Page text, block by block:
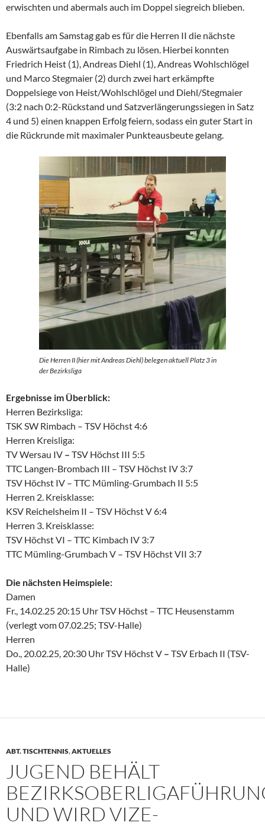
erwischten und abermals auch im Doppel siegreich blieben.
Ebenfalls am Samstag gab es für die Herren II die nächste
Auswärtsaufgabe in Rimbach zu lösen. Hierbei konnten
Friedrich Heist (1), Andreas Diehl (1), Andreas Wohlschlögel
und Marco Stegmaier (2) durch zwei hart erkämpfte
Doppelsiege von Heist/Wohlschlögel und Diehl/Stegmaier
(3:2 nach 0:2-Rückstand und Satzverlängerungssiegen in Satz
4 und 5) einen knappen Erfolg feiern, sodass ein guter Start in
die Rückrunde mit maximaler Punkteausbeute gelang.
Die Herren II (hier mit Andreas Diehl) belegen aktuell Platz 3 in
der Bezirksliga
Ergebnisse im Überblick:
Herren Bezirksliga:
TSK SW Rimbach – TSV Höchst 4:6
Herren Kreisliga:
TV Wersau IV – TSV Höchst III 5:5
TTC Langen-Brombach III – TSV Höchst IV 3:7
TSV Höchst IV – TTC Mümling-Grumbach II 5:5
Herren 2. Kreisklasse:
KSV Reichelsheim II – TSV Höchst V 6:4
Herren 3. Kreisklasse:
TSV Höchst VI – TTC Kimbach IV 3:7
TTC Mümling-Grumbach V – TSV Höchst VII 3:7
Die nächsten Heimspiele:
Damen
Fr., 14.02.25 20:15 Uhr TSV Höchst – TTC Heusenstamm
(verlegt vom 07.02.25; TSV-Halle)
Herren
Do., 20.02.25, 20:30 Uhr TSV Höchst V – TSV Erbach II (TSV-
Halle)
ABT. TISCHTENNIS,AKTUELLES
JUGEND BEHÄLT
UND WIRD VIZE-